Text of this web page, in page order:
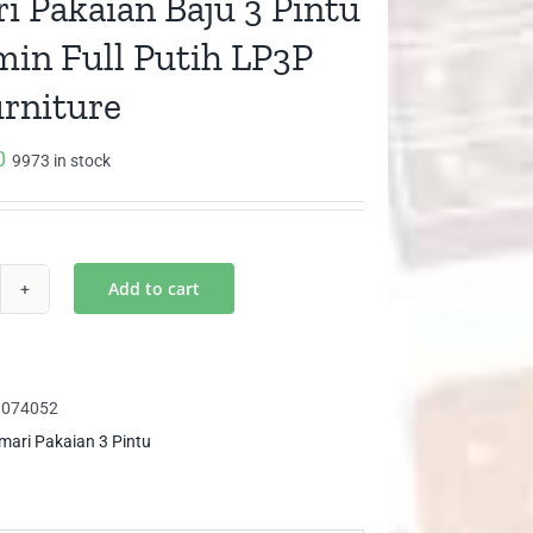
Full Putih LP3P
9973 in stock
Add to cart
Pakaian 3 Pintu